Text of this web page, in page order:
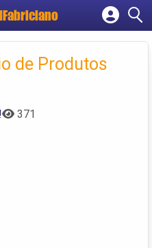
empresa
conta
de Produtos
371